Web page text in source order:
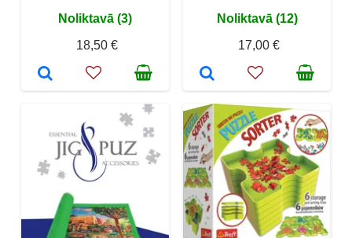
Noliktavā (3)
18,50 €
Noliktavā (12)
17,00 €